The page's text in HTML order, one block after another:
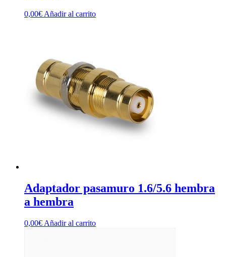
0,00€Añadir al carrito
Adaptador pasamuro 1.6/5.6 hembra
a hembra
0,00€ Añadir al carrito